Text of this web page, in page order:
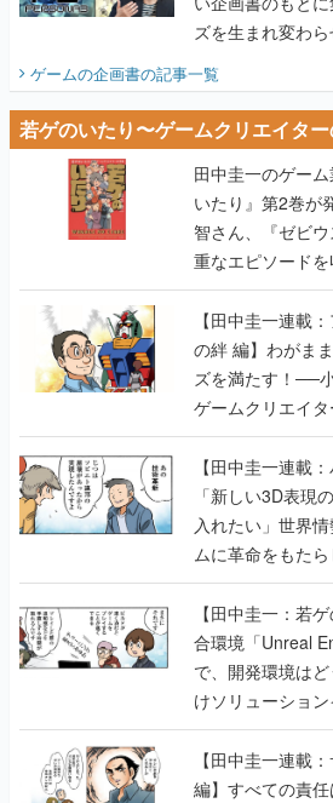
ズを生まれ変わ
ゲームの企画書の記事一覧
若ゲのいたり〜ゲームクリエイタ
田中圭一のゲー
いたり』第2巻が
智さん、『ゼビ
重なエピソード
【田中圭一連載：
の絆 編】わがま
ズを満たす！──
ゲームクリエイ
【若ゲのいたり
【田中圭一連載
「新しい3D表現
入れたい」世界
ムに革命をもた
のいたり】
【田中圭一：若
合環境「Unreal
で、開発環境は
けソリューショ
に行って、より
【田中圭一連載
編】すべての責任